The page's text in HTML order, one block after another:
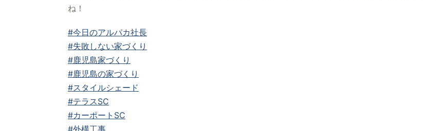
ね！
#今日のアルパカ社長
#失敗しない家づくり
#鹿児島家づくり
#鹿児島の家づくり
#スタイルシェード
#テラスSC
#カーポートSC
#外構工事